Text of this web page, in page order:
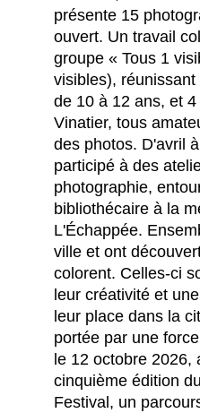
présente 15
ouvert. Un travail
groupe « Tous 1
visibles), réunissant
de 10 à 12 ans, et
Vinatier, tous
des photos. D'avril
participé à des
photographie,
bibliothécaire à la
L'Échappée.
ville et ont
colorent. Celles-ci
leur créativité et
leur place dans la
portée par une
le 12 octobre 2026,
cinquième édition
Festival, un